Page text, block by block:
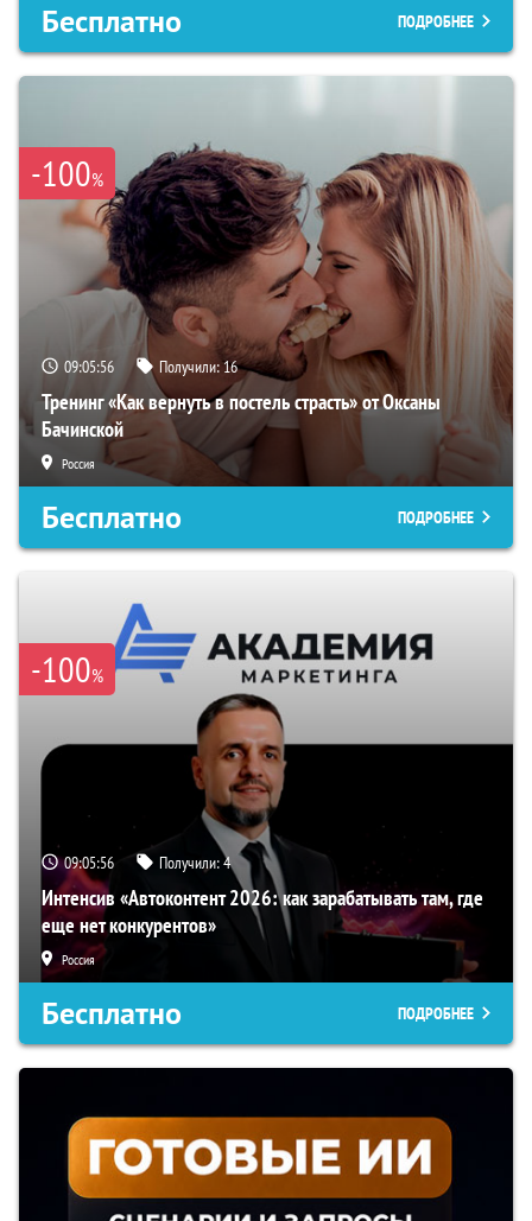
Бесплатно ПОДРОБНЕЕ
-100%
09:05:55 Получили:16
Тренинг «Как вернуть в постель страсть» от Оксаны
Бачинской
Россия
Бесплатно ПОДРОБНЕЕ
-100%
09:05:55 Получили:4
Интенсив «Автоконтент 2026: как зарабатывать там, где
еще нет конкурентов»
Россия
Бесплатно ПОДРОБНЕЕ